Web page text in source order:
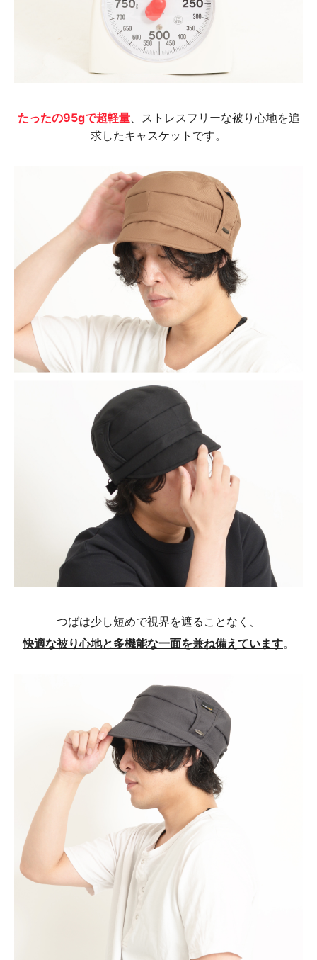
たったの95gで超軽量、ストレスフリーな被り心地を追
求したキャスケットです。
つばは少し短めで視界を遮ることなく、
快適な被り心地と多機能な一面を兼ね備えています。